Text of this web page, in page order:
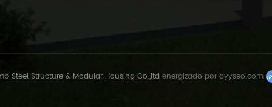
Steel Structure & Modular Housing Co.,ltd energizado por dyyseo.com